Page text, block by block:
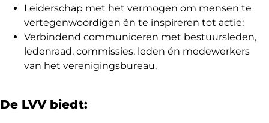
Leiderschap met het vermogen om mensen te
vertegenwoordigen én te inspireren tot actie;
Verbindend communiceren met bestuursleden,
ledenraad, commissies, leden én medewerkers
van het verenigingsbureau.
De LVV biedt: